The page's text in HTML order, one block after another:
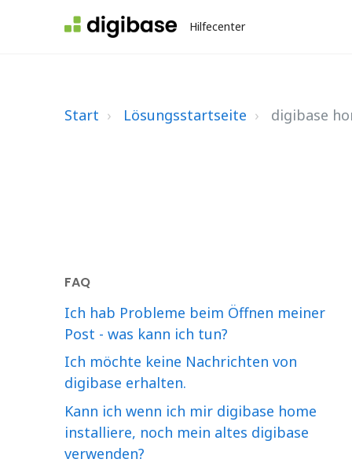
Hilfecenter
Start Lösungsstartseite digibase
FAQ
Ich hab Probleme beim Öffnen meiner
Post - was kann ich tun?
Ich möchte keine Nachrichten von
digibase erhalten.
Kann ich wenn ich mir digibase home
installiere, noch mein altes digibase
verwenden?